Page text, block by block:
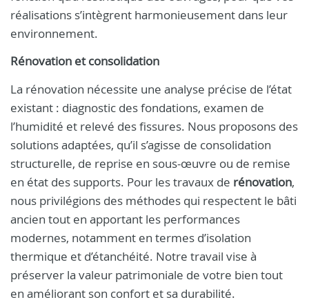
réalisations s’intègrent harmonieusement dans leur
environnement.
Rénovation et consolidation
La rénovation nécessite une analyse précise de l’état
existant : diagnostic des fondations, examen de
l’humidité et relevé des fissures. Nous proposons des
solutions adaptées, qu’il s’agisse de consolidation
structurelle, de reprise en sous-œuvre ou de remise
en état des supports. Pour les travaux de rénovation,
nous privilégions des méthodes qui respectent le bâti
ancien tout en apportant les performances
modernes, notamment en termes d’isolation
thermique et d’étanchéité. Notre travail vise à
préserver la valeur patrimoniale de votre bien tout
en améliorant son confort et sa durabilité.